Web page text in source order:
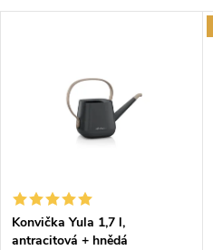
Konvička Yula 1,7 l,
antracitová + hnědá